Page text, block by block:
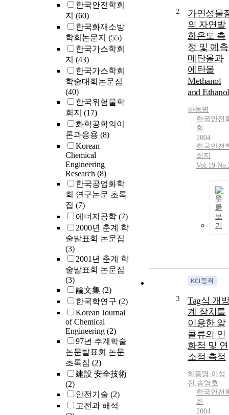
한국안전학회
지 (60)
한국화재소방
학회논문지 (55)
한국가스학회
지 (43)
한국가스학회
학술대회논문집
(40)
한국위험물학
회지 (17)
화학공학의이
론과응용 (8)
Korean
Chemical
Engineering
Research (8)
한국공업화학
회 연구논문 초록
집 (7)
에너지공학 (7)
2000년 춘계 학
술발표회 논문집
(3)
2001년 춘계 학
술발표회 논문집
(3)
論文集 (2)
한국학연구 (2)
Korean Journal
of Chemical
Engineering (2)
97년 추계학술
논문발표회 논문
초록집 (2)
建設 安全技術
(2)
안전기술 (2)
고전과 해석
2
가연성물
의 자연발
화온도 측
정 및 예
메탄올과
에탄올
Methanol
and Ethanol
하동명
한국안전
회
2004
한국안전
회지
Vol.19
원
문
보
기
3
Tag식 개
계 장치를
이용한 알
콜류의 인
화점 및 연
소점 측정
하동명 ,이성
진 ,송영호
한국안전
회
2004